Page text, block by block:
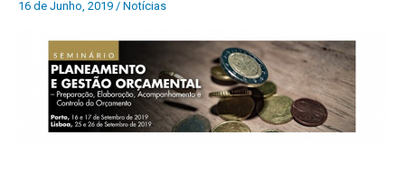
16 de Junho, 2019 / Notícias